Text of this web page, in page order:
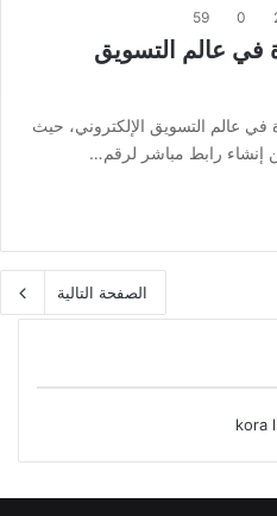
0
59
في عالم التسويق
عالم التسويق الإلكتروني، حيث
إنشاء رابط مباشر لرقم…
الصفحة التالية
kora